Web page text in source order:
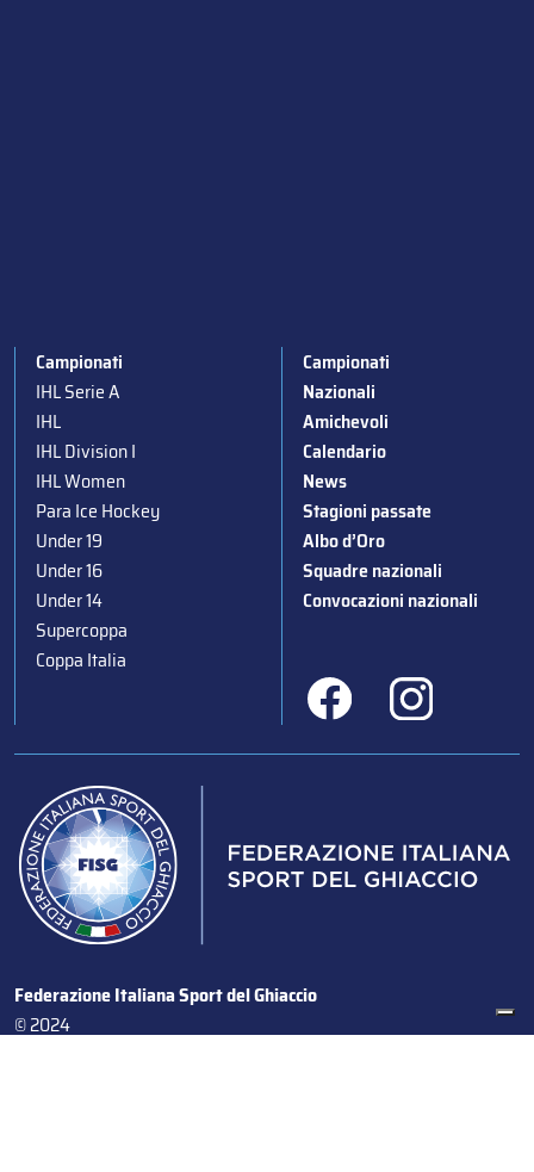
Campionati
IHL Serie A
IHL
IHL Division I
IHL Women
Para Ice Hockey
Under 19
Under 16
Under 14
Supercoppa
Coppa Italia
Campionati
Nazionali
Amichevoli
Calendario
News
Stagioni passate
Albo d’Oro
Squadre nazionali
Convocazioni nazionali
Federazione Italiana Sport del Ghiaccio
© 2024